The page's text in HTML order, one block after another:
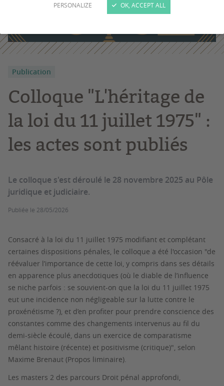
PERSONALIZE OK, ACCEPT ALL
Publication
Colloque "L'héritage de
la loi du 11 juillet 1975" :
les actes sont publiés
Le colloque s'est déroulé le 28 novembre 2025 au Pôle
juridique et judiciaire.
Publiée le 28/05/2026
Consacré à la loi du 11 juillet 1975 modifiant et complétant
certaines dispositions pénales, le colloque a été l'occasion "de
réévaluer l’importance de cette loi, y compris dans ses détails
en apparence plus anecdotiques (où le diable de l’influence
se niche parfois : se souvient-on que la loi du 11 juillet 1975
eut une incidence non négligeable sur la lutte contre le
proxénétisme ?), et d’en profiter pour prendre conscience des
constantes comme des changements intervenus au fil du
demi-siècle écoulé, dans un exercice de comparatisme
mêlant histoire (récente) et positivisme (critique)", selon
Maxime Brenaut (Propos liminaire).
Les masters 2 des parcours Droit pénal approfondi,